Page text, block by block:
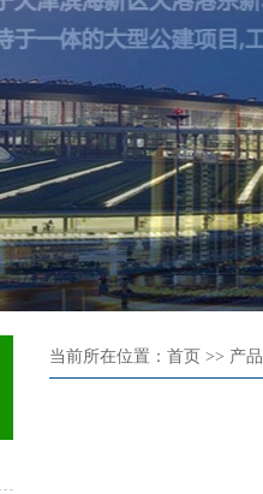
当前所在位置：首页 >> 产